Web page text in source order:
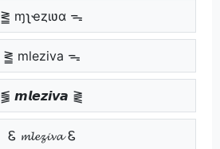
⪒ ɱʅҽȥιʋα ᯓ
⪒ mleziva ᯓ
⪓ 𝙢𝙡𝙚𝙯𝙞𝙫𝙖 ⪔
Ꮛ 𝓶𝓵𝓮𝔃𝓲𝓿𝓪 Ꮛ